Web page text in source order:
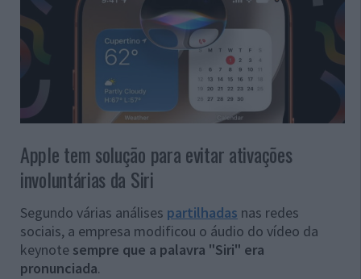
Apple tem solução para evitar ativações
involuntárias da Siri
Segundo várias análises partilhadas nas redes
sociais, a empresa modificou o áudio do vídeo da
keynote sempre que a palavra "Siri" era
pronunciada.